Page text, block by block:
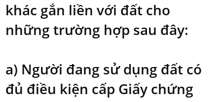
khác gắn liền với đất cho
những trường hợp sau đây:
a) Người đang sử dụng đất có
đủ điều kiện cấp Giấy chứng